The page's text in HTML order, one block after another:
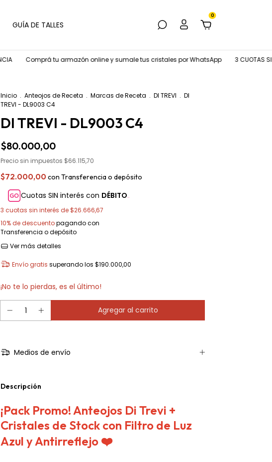
GUÍA DE TALLES
0
Comprá tu armazón online y sumale tus cristales por WhatsApp 3 CUOTAS SIN
Inicio . Anteojos de Receta . Marcas de Receta . DI TREVI . DI
TREVI - DL9003 C4
DI TREVI - DL9003 C4
$80.000,00
Precio sin impuestos $66.115,70
$72.000,00con Transferencia o depósito
Cuotas SIN interés con DÉBITO
3 cuotas sin interés de$26.666,67
10% de descuentopagando con
Transferencia o depósito
Ver más detalles
Envío gratis superando los $190.000,00
¡No te lo pierdas, es el último!
Medios de envío
Descripción
¡Pack Promo! Anteojos Di Trevi +
Cristales de Stock con Filtro de Luz
Azul y Antirreflejo ❤️